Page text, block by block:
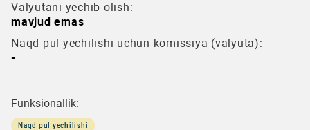
Valyutani yechib olish:
mavjud emas
Naqd pul yechilishi uchun komissiya (valyuta):
-
Funksionallik:
Naqd pul yechilishi